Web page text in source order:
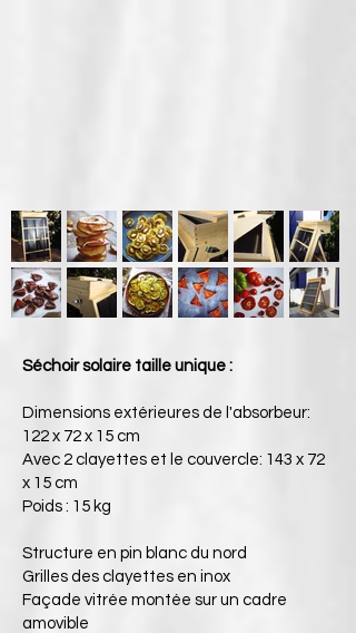
​Séchoir solaire taille unique :
Dimensions extérieures de l'absorbeur:
122 x 72 x 15 cm
Avec 2 clayettes et le couvercle: 143 x 72
x 15 cm
Poids : 15 kg
Structure en pin blanc du nord
Grilles des clayettes en inox
Façade vitrée montée sur un cadre
amovible